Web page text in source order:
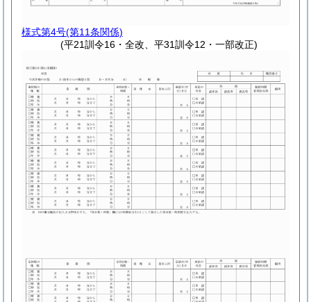
様式第4号(第11条関係)
(平21訓令16・全改、平31訓令12・一部改正)